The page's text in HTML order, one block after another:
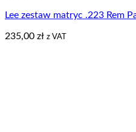
Lee zestaw matryc .223 Rem
235,00 zł z VAT